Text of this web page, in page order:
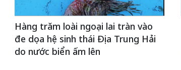
Hàng trăm loài ngoại lai tràn vào
đe dọa hệ sinh thái Địa Trung Hải
do nước biển ấm lên